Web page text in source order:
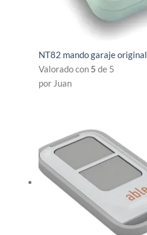
NT82 mando garaje original
Valorado con5 de 5
por Juan